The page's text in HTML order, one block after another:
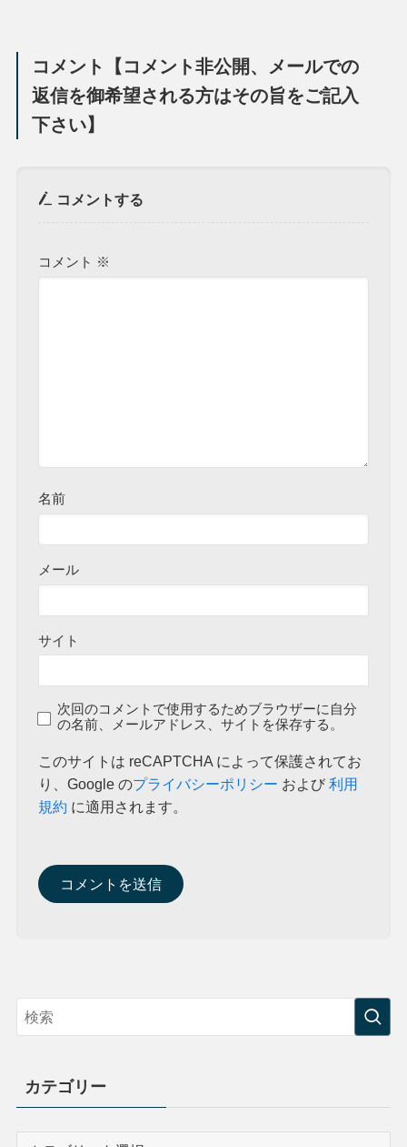
コメント【コメント非公開、メールでの
返信を御希望される方はその旨をご記入
下さい】
コメントする
コメント ※
名前
メール
サイト
次回のコメントで使用するためブラウザーに自分
の名前、メールアドレス、サイトを保存する。
このサイトは reCAPTCHA によって保護されてお
り、Google のプライバシーポリシー および利用
規約 に適用されます。
カテゴリー